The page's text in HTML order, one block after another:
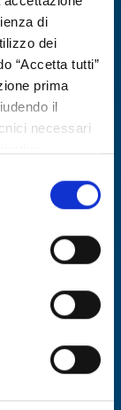
di
dei
“Accetta tutti”
prima
il
necessari
cookie policy.
it/co
it/pr
di
per
MORE →